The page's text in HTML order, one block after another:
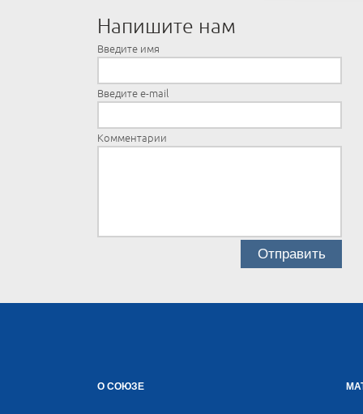
Напишите нам
Введите имя
Введите e-mail
Комментарии
О СОЮЗЕ